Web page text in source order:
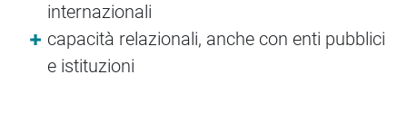
internazionali
capacità relazionali, anche con enti pubblici
e istituzioni